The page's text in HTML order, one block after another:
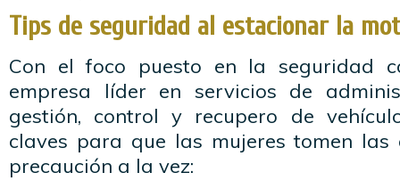
Tips de seguridad al estacionar la
Con el foco puesto en la seguridad
empresa líder en servicios de
gestión, control y recupero de
claves para que las mujeres tomen
precaución a la vez: